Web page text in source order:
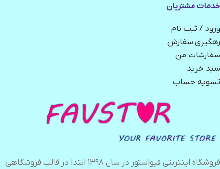
خدمات مشتریان
ورود / ثبت نام
رهگیری سفارش
سفارشات من
سبد خرید
تسویه حساب
فروشگاه اینترنتی فیواستور در سال ۱۳۹۸ ابتدا در قالب فروشگاهی